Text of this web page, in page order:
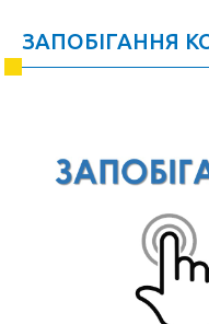
ЗАПОБІГАННЯ